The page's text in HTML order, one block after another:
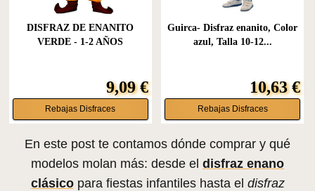
DISFRAZ DE ENANITO
VERDE - 1-2 AÑOS
9,09 €
Rebajas Disfraces
Guirca- Disfraz enanito, Color
azul, Talla 10-12...
10,63 €
Rebajas Disfraces
En este post te contamos dónde comprar y qué
modelos molan más: desde el disfraz enano
clásicopara fiestas infantiles hasta el disfraz